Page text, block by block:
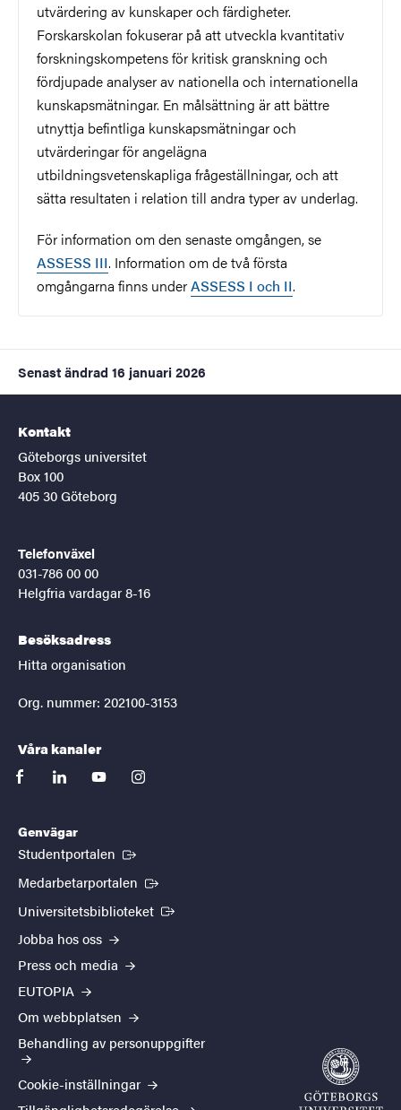
utvärdering av kunskaper och färdigheter.
Forskarskolan fokuserar på att utveckla kvantitativ
forskningskompetens för kritisk granskning och
fördjupade analyser av nationella och internationella
kunskapsmätningar. En målsättning är att bättre
utnyttja befintliga kunskapsmätningar och
utvärderingar för angelägna
utbildningsvetenskapliga frågeställningar, och att
sätta resultaten i relation till andra typer av underlag.
För information om den senaste omgången, se
ASSESS III. Information om de två första
omgångarna finns underASSESS I och II.
Senast ändrad 16 januari 2026
Kontakt
Göteborgs universitet
Box 100
405 30 Göteborg
Telefonväxel
031-786 00 00
Helgfria vardagar 8-16
Besöksadress
Hitta organisation
Org. nummer: 202100-3153
Våra kanaler
facebooklinkedinyoutubeinstagram
Genvägar
Studentportalen (Extern länk)
Medarbetarportalen (Extern länk)
Universitetsbiblioteket (Extern länk)
Jobba hos oss
Press och media
EUTOPIA
Om webbplatsen
Behandling av personuppgifter
Cookie-inställningar